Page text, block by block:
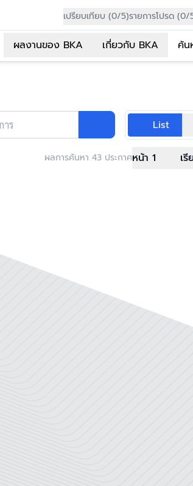
เปรียบเทียบ (0/5)รายการโปรด (0/
ผลงานของ BKA เกี่ยวกับ BKA ค้
าร List
ผลการค้นหา 43 ประกาศหน้า 1 เ